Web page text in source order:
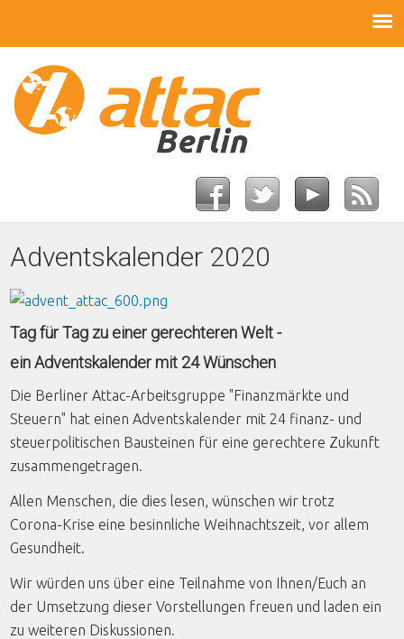
Adventskalender 2020
Tag für Tag zu einer gerechteren Welt -
ein Adventskalender mit 24 Wünschen
Die Berliner Attac-Arbeitsgruppe "Finanzmärkte und
Steuern" hat einen Adventskalender mit 24 finanz- und
steuerpolitischen Bausteinen für eine gerechtere Zukunft
zusammengetragen.
Allen Menschen, die dies lesen, wünschen wir trotz
Corona-Krise eine besinnliche Weihnachtszeit, vor allem
Gesundheit.
Wir würden uns über eine Teilnahme von Ihnen/Euch an
der Umsetzung dieser Vorstellungen freuen und laden ein
zu weiteren Diskussionen.